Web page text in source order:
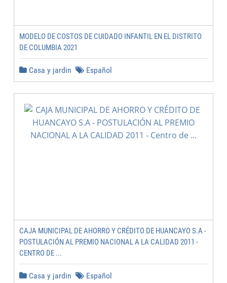
MODELO DE COSTOS DE CUIDADO INFANTIL EN EL DISTRITO
DE COLUMBIA 2021
Casa y jardin Español
CAJA MUNICIPAL DE AHORRO Y CRÉDITO DE HUANCAYO S.A -
POSTULACIÓN AL PREMIO NACIONAL A LA CALIDAD 2011 -
CENTRO DE ...
Casa y jardin Español